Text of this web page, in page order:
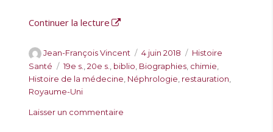
Continuer la lecture de « Un exemplaire exceptionnel des
A
u
t
e
r
Jean-François Vincent
P
u
b
4 juin 2018
C
a
t
Histoire
Santé
É
t
i
u
19e s. ,20e s. biblio Biographies chimie
Histoire de la médecine Néphrologie restauration
Royaume-Uni
Laisser un commentaire